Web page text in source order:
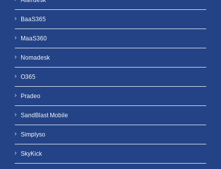
BaaS365
MaaS360
Nomadesk
O365
Pradeo
SandBlast Mobile
Simplyso
SkyKick